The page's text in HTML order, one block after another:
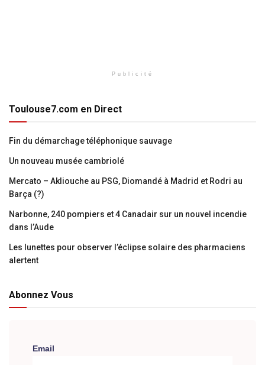
Publicité
Toulouse7.com en Direct
Fin du démarchage téléphonique sauvage
Un nouveau musée cambriolé
Mercato – Akliouche au PSG, Diomandé à Madrid et Rodri au
Barça (?)
Narbonne, 240 pompiers et 4 Canadair sur un nouvel incendie
dans l’Aude
Les lunettes pour observer l’éclipse solaire des pharmaciens
alertent
Abonnez Vous
Email